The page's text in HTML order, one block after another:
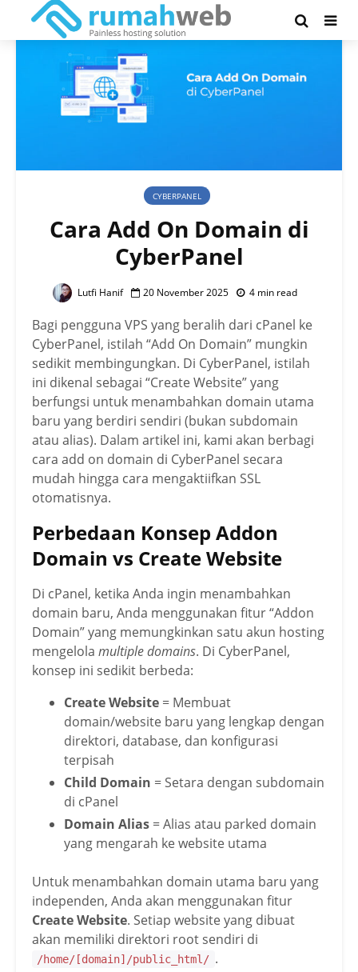
CYBERPANEL
Cara Add On Domain di
CyberPanel
Lutfi Hanif 20 November 2025 4 min read
Bagi pengguna VPS yang beralih dari cPanel ke
CyberPanel, istilah “Add On Domain” mungkin
sedikit membingungkan. Di CyberPanel, istilah
ini dikenal sebagai “Create Website” yang
berfungsi untuk menambahkan domain utama
baru yang berdiri sendiri (bukan subdomain
atau alias). Dalam artikel ini, kami akan berbagi
cara add on domain di CyberPanel secara
mudah hingga cara mengaktiifkan SSL
otomatisnya.
Perbedaan Konsep Addon
Domain vs Create Website
Di cPanel, ketika Anda ingin menambahkan
domain baru, Anda menggunakan fitur “Addon
Domain” yang memungkinkan satu akun hosting
mengelola multiple domains. Di CyberPanel,
konsep ini sedikit berbeda:
Create Website = Membuat
domain/website baru yang lengkap dengan
direktori, database, dan konfigurasi
terpisah
Child Domain = Setara dengan subdomain
di cPanel
Domain Alias = Alias atau parked domain
yang mengarah ke website utama
Untuk menambahkan domain utama baru yang
independen, Anda akan menggunakan fitur
Create Website. Setiap website yang dibuat
akan memiliki direktori root sendiri di
/home/[domain]/public_html/ .